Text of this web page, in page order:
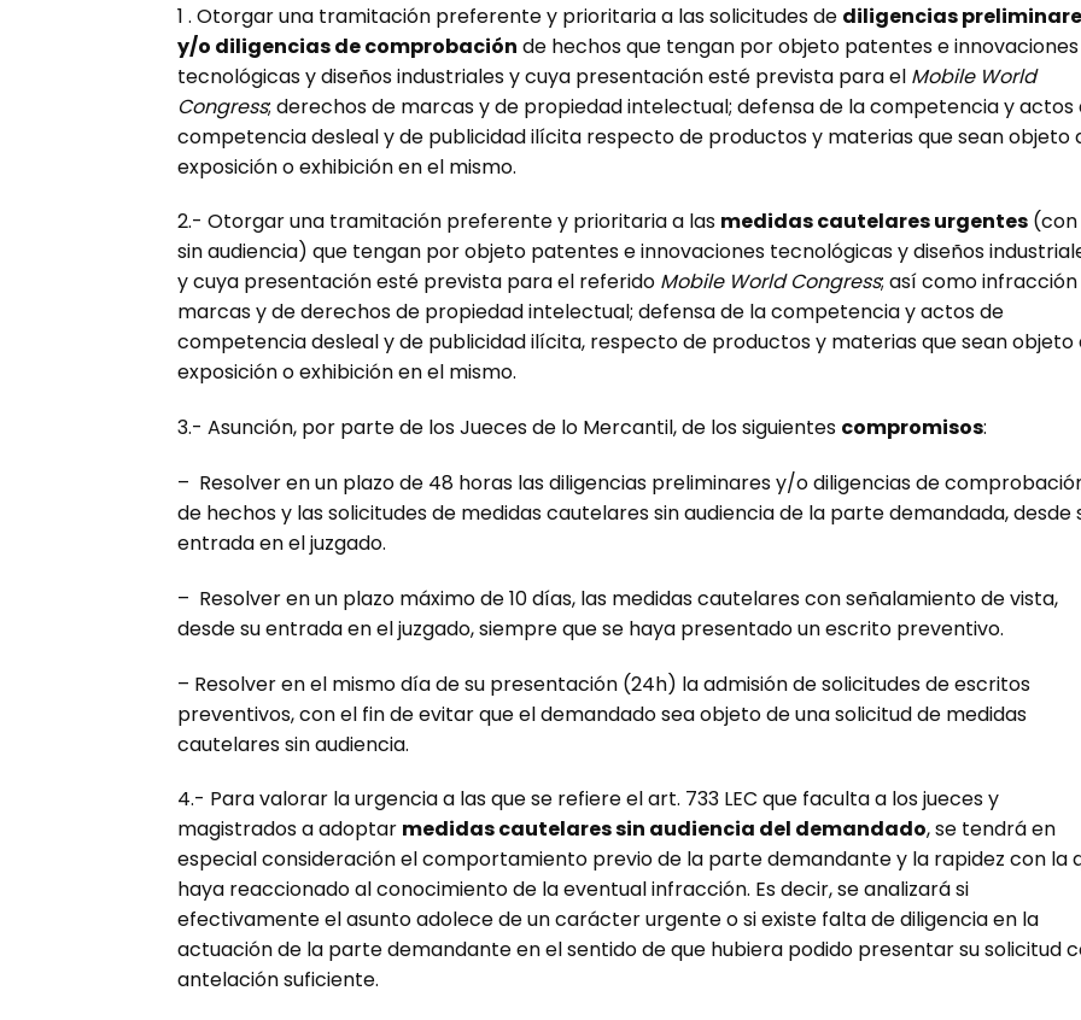
1 . Otorgar una tramitación preferente y prioritaria a las solicitudes de diligencias
y/o diligencias de comprobación de hechos que tengan por objeto patentes e innovaciones
tecnológicas y diseños industriales y cuya presentación esté prevista para el Mobile World
Congress; derechos de marcas y de propiedad intelectual; defensa de la competencia y actos
competencia desleal y de publicidad ilícita respecto de productos y materias que sean objeto
exposición o exhibición en el mismo.
2.- Otorgar una tramitación preferente y prioritaria a las medidas cautelares urgentes (con
sin audiencia) que tengan por objeto patentes e innovaciones tecnológicas y diseños
y cuya presentación esté prevista para el referido Mobile World Congress; así como
marcas y de derechos de propiedad intelectual; defensa de la competencia y actos de
competencia desleal y de publicidad ilícita, respecto de productos y materias que sean objeto
exposición o exhibición en el mismo.
3.- Asunción, por parte de los Jueces de lo Mercantil, de los siguientes compromisos:
– Resolver en un plazo de 48 horas las diligencias preliminares y/o diligencias de
de hechos y las solicitudes de medidas cautelares sin audiencia de la parte demandada, desde
entrada en el juzgado.
– Resolver en un plazo máximo de 10 días, las medidas cautelares con señalamiento de vista,
desde su entrada en el juzgado, siempre que se haya presentado un escrito preventivo.
– Resolver en el mismo día de su presentación (24h) la admisión de solicitudes de escritos
preventivos, con el fin de evitar que el demandado sea objeto de una solicitud de medidas
cautelares sin audiencia.
4.- Para valorar la urgencia a las que se refiere el art. 733 LEC que faculta a los jueces y
magistrados a adoptar medidas cautelares sin audiencia del demandado, se tendrá en
especial consideración el comportamiento previo de la parte demandante y la rapidez con la
haya reaccionado al conocimiento de la eventual infracción. Es decir, se analizará si
efectivamente el asunto adolece de un carácter urgente o si existe falta de diligencia en la
actuación de la parte demandante en el sentido de que hubiera podido presentar su solicitud
antelación suficiente.